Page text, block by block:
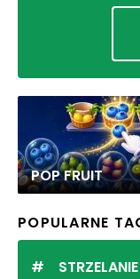
POP FRUIT
POPULARNE
STRZELANIE DO